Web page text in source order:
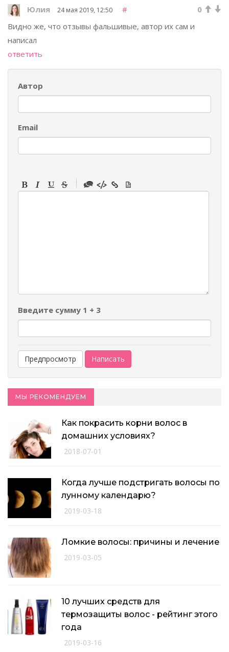
Юлия 24 мая 2019, 12:50 #
0
Видно же, что отзывы фальшивые, автор их сам и
написал
ответить
Автор
Email
-
-
Введите сумму 1 + 3
МЫ РЕКОМЕНДУЕМ
Как покрасить корни волос в
домашних условиях?
2018-07-01
Когда лучше подстригать волосы по
лунному календарю?
2019-03-18
Ломкие волосы: причины и лечение
2019-03-05
10 лучших средств для
термозащиты волос - рейтинг этого
года
2019-03-16